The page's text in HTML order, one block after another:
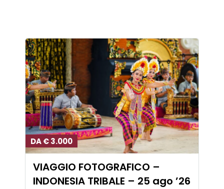
DA € 3.000
VIAGGIO FOTOGRAFICO –
INDONESIA TRIBALE – 25 ago ’26